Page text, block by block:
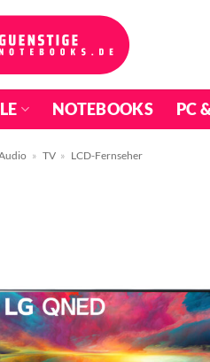
NOTEBOOKS PC
» TV » LCD-Fernseher